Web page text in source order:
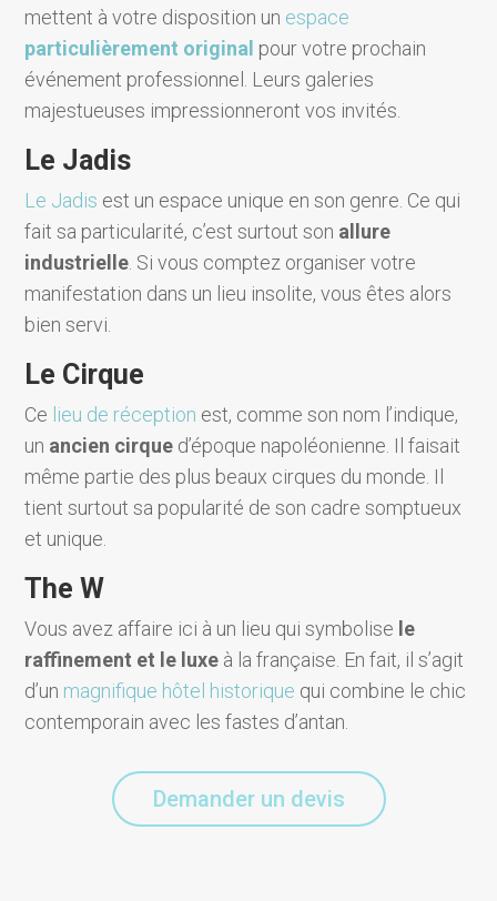
mettent à votre disposition un espace
particulièrement original pour votre prochain
événement professionnel. Leurs galeries
majestueuses impressionneront vos invités.
Le Jadis
Le Jadis est un espace unique en son genre. Ce qui
fait sa particularité, c’est surtout son allure
industrielle . Si vous comptez organiser votre
manifestation dans un lieu insolite, vous êtes alors
bien servi.
Le Cirque
Ce lieu de réception est, comme son nom l’indique,
un ancien cirque d’époque napoléonienne. Il faisait
même partie des plus beaux cirques du monde. Il
tient surtout sa popularité de son cadre somptueux
et unique.
The W
Vous avez affaire ici à un lieu qui symbolise le
raffinement et le luxe à la française. En fait, il s’agit
d’un magnifique hôtel historique qui combine le chic
contemporain avec les fastes d’antan.
Demander un devis